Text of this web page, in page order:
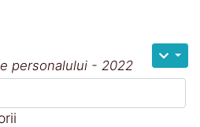
personalului - 2022